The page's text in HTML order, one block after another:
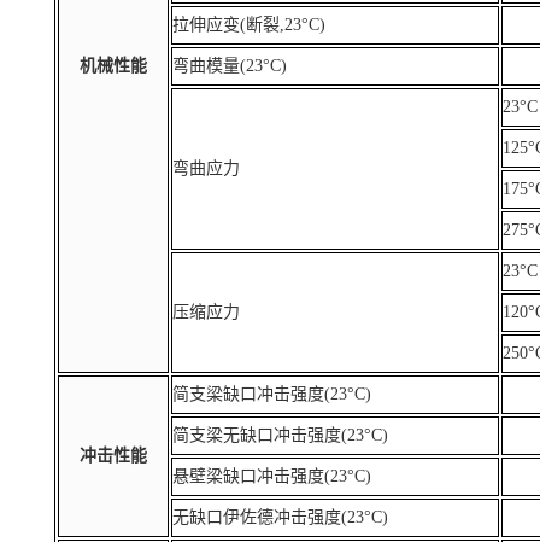
机械性能
拉伸应变(断裂,23°C)
弯曲模量(23°C)
弯曲应力
23°C
压缩应力
23°C
冲击性能
简支梁缺口冲击强度(23°C)
简支梁无缺口冲击强度(23°C)
悬壁梁缺口冲击强度(23°C)
无缺口伊佐德冲击强度(23°C)